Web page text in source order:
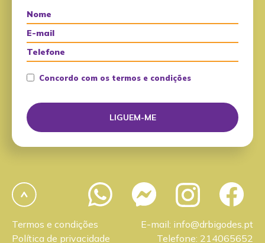
Concordo com os termos e condições
Termos e condições
Política de privacidade
E-mail: info@drbigodes.pt
Telefone: 214065652